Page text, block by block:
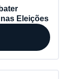
Eleições